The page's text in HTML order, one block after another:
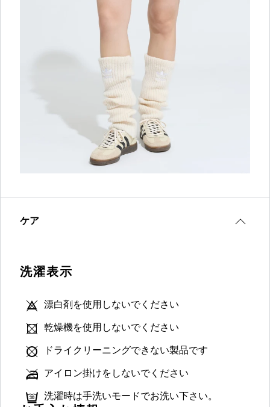
ケア
洗濯表示
漂白剤を使用しないでください
乾燥機を使用しないでください
ドライクリーニングできない製品です
アイロン掛けをしないでください
洗濯時は手洗いモードでお洗い下さい。